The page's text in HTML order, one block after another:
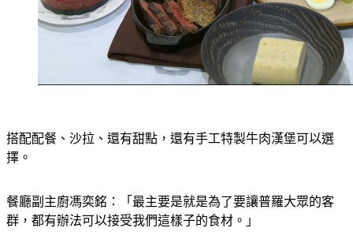
搭配配餐、沙拉、還有甜點，還有手工特製牛肉漢堡可以選
擇。
餐廳副主廚馮奕銘：「最主要是就是為了要讓普羅大眾的客
群，都有辦法可以接受我們這樣子的食材。」